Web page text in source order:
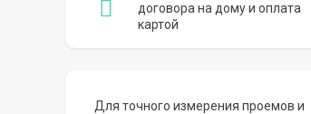
договора на дому и оплата
картой
Для точного измерения проемов и